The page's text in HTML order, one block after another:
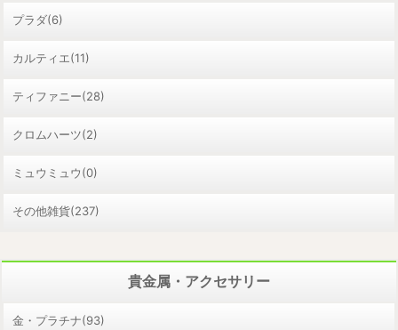
プラダ(6)
カルティエ(11)
ティファニー(28)
クロムハーツ(2)
ミュウミュウ(0)
その他雑貨(237)
貴金属・アクセサリー
金・プラチナ(93)